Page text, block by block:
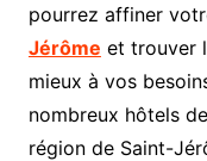
pourrez affiner
Jérôme et trouver
mieux à vos
nombreux hôtels
région de Saint-